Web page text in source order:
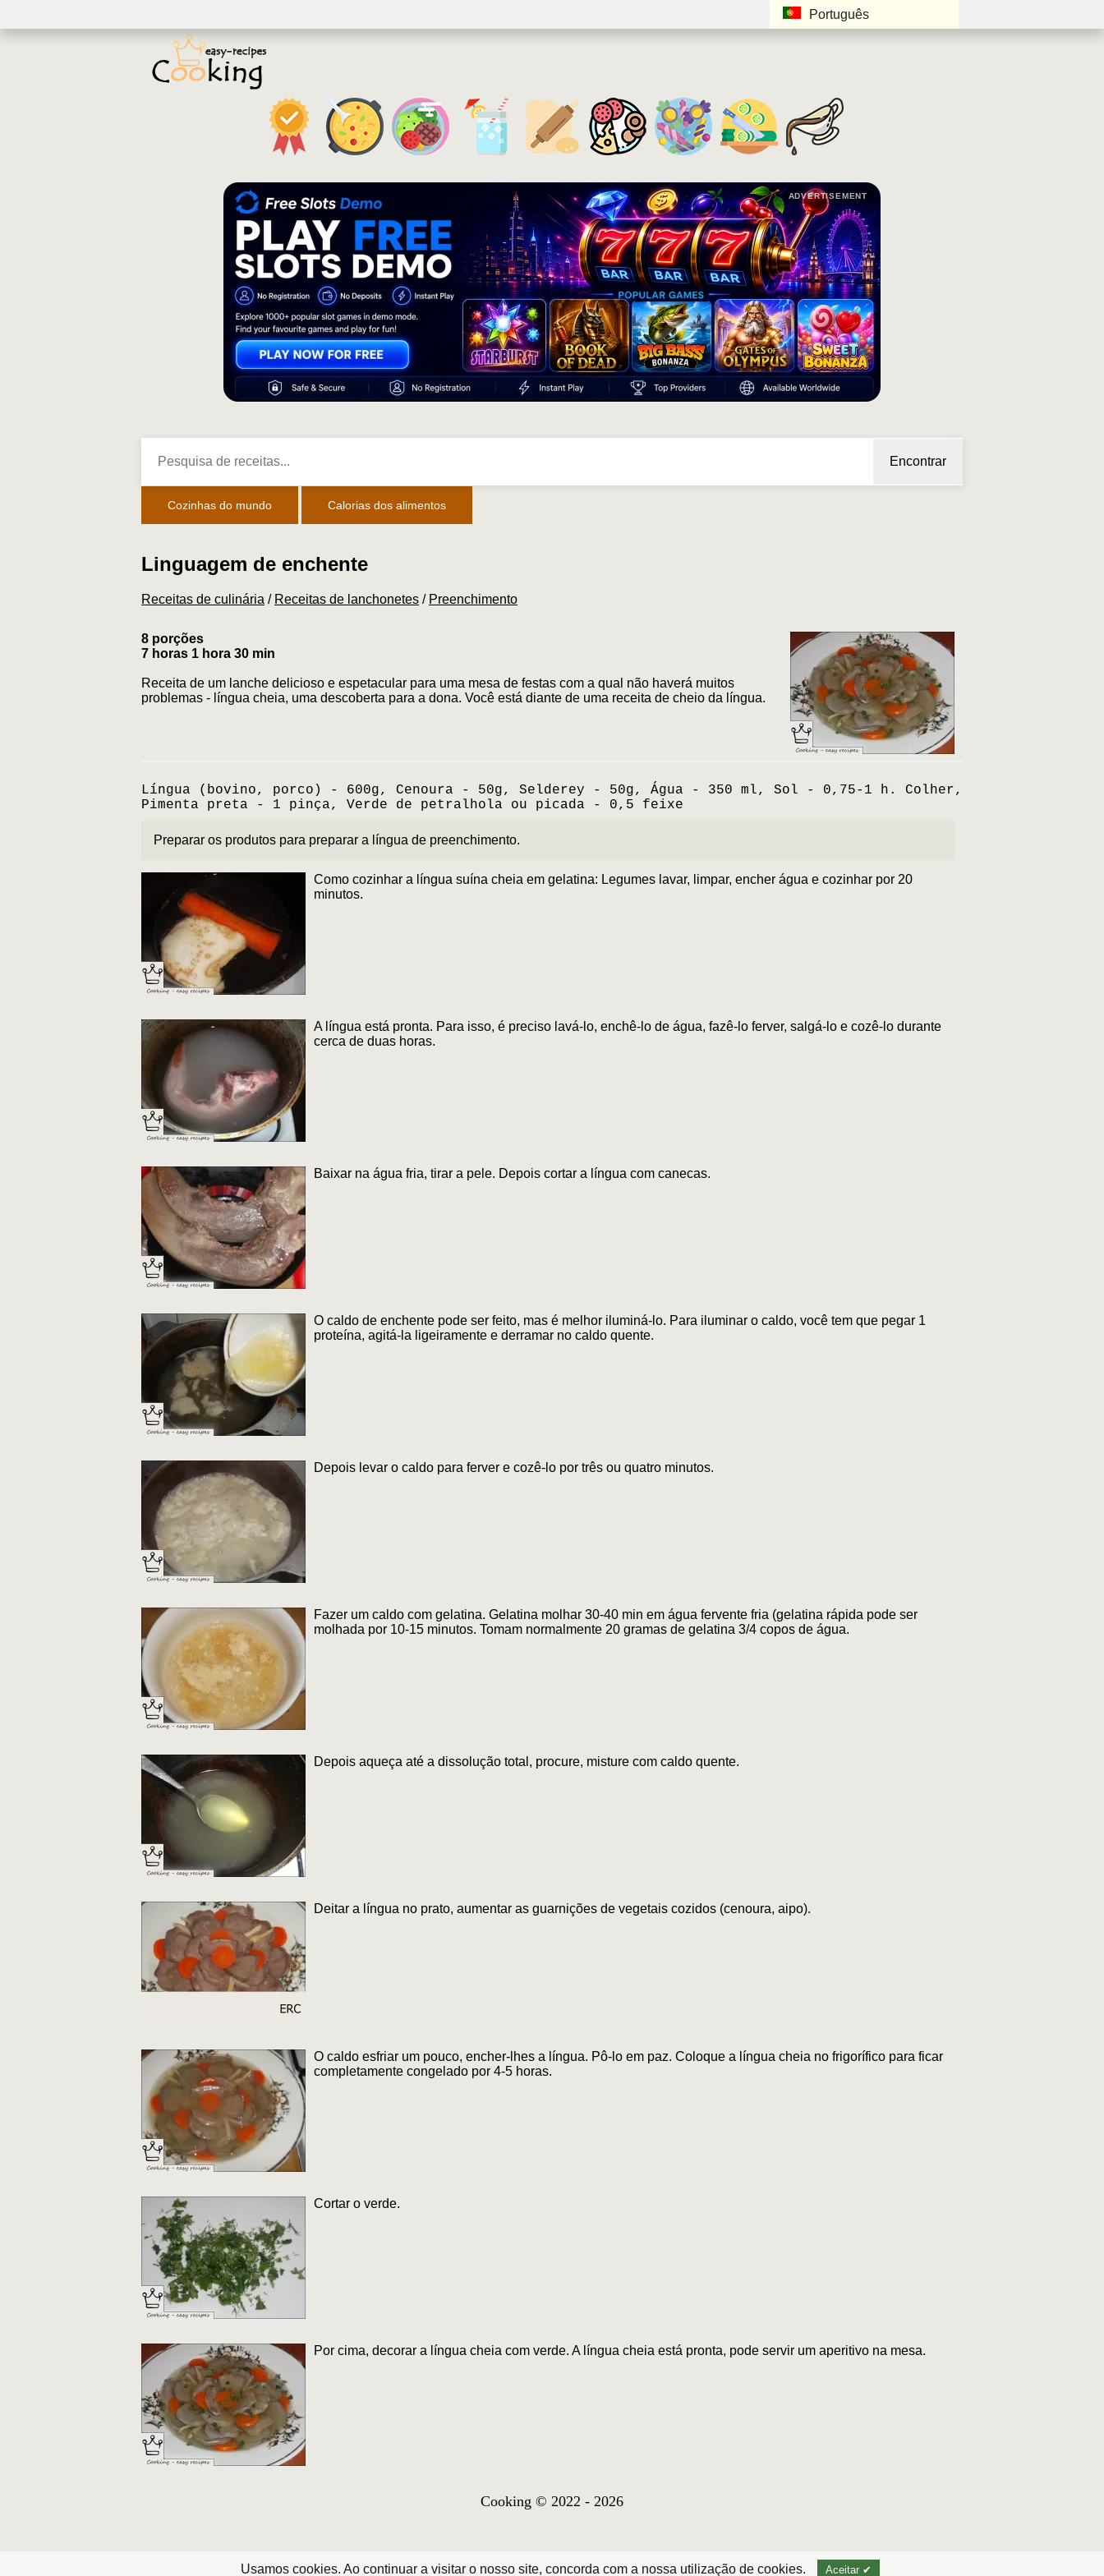
Português
ADVERTISEMENT
Encontrar
Cozinhas do mundo Calorias dos alimentos
Linguagem de enchente
Receitas de culinária / Receitas de lanchonetes / Preenchimento
8 porções
7 horas 1 hora 30 min
Receita de um lanche delicioso e espetacular para uma mesa de festas com a qual não haverá muitos
problemas - língua cheia, uma descoberta para a dona. Você está diante de uma receita de cheio da língua.
Língua (bovino, porco) - 600g, Cenoura - 50g, Selderey - 50g, Água - 350 ml, Sol - 0,75-1 h. Colher,
Pimenta preta - 1 pinça, Verde de petralhola ou picada - 0,5 feixe
Preparar os produtos para preparar a língua de preenchimento.
Como cozinhar a língua suína cheia em gelatina: Legumes lavar, limpar, encher água e cozinhar por 20
minutos.
A língua está pronta. Para isso, é preciso lavá-lo, enchê-lo de água, fazê-lo ferver, salgá-lo e cozê-lo durante
cerca de duas horas.
Baixar na água fria, tirar a pele. Depois cortar a língua com canecas.
O caldo de enchente pode ser feito, mas é melhor iluminá-lo. Para iluminar o caldo, você tem que pegar 1
proteína, agitá-la ligeiramente e derramar no caldo quente.
Depois levar o caldo para ferver e cozê-lo por três ou quatro minutos.
Fazer um caldo com gelatina. Gelatina molhar 30-40 min em água fervente fria (gelatina rápida pode ser
molhada por 10-15 minutos. Tomam normalmente 20 gramas de gelatina 3/4 copos de água.
Depois aqueça até a dissolução total, procure, misture com caldo quente.
Deitar a língua no prato, aumentar as guarnições de vegetais cozidos (cenoura, aipo).
O caldo esfriar um pouco, encher-lhes a língua. Pô-lo em paz. Coloque a língua cheia no frigorífico para ficar
completamente congelado por 4-5 horas.
Cortar o verde.
Por cima, decorar a língua cheia com verde. A língua cheia está pronta, pode servir um aperitivo na mesa.
Cooking © 2022 - 2026
Usamos cookies. Ao continuar a visitar o nosso site, concorda com a nossa utilização de cookies. Aceitar ✔